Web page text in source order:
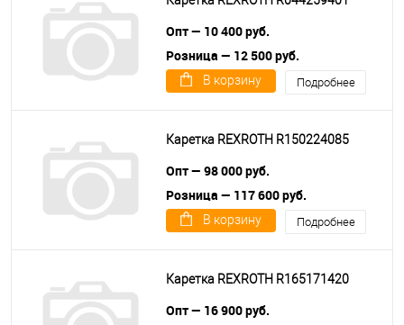
Опт — 10 400 руб.
Розница — 12 500 руб.
В корзину Подробнее
Каретка REXROTH R150224085
Опт — 98 000 руб.
Розница — 117 600 руб.
В корзину Подробнее
Каретка REXROTH R165171420
Опт — 16 900 руб.